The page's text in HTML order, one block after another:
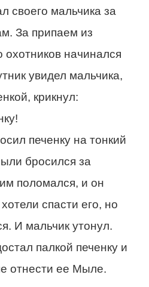
своего мальчика за
За припаем из
охотников начинался
увидел мальчика,
крикнул:
печенку на тонкий
бросился за
поломался, и он
спасти его, но
И мальчик утонул.
палкой печенку и
отнести ее Мыле.